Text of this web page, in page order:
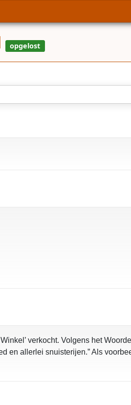
verkocht. Volgens het
en allerlei snuisterijen.” Als